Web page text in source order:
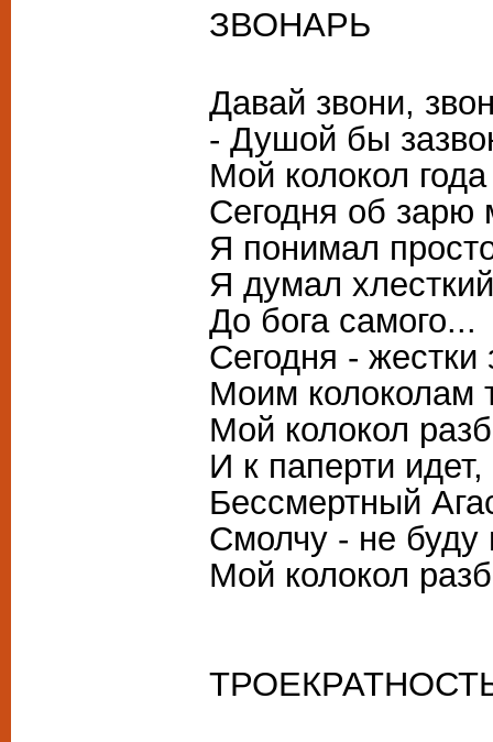
ЗВОНАРЬ
Давай звони,
- Душой бы
Мой колокол
Сегодня об зарю
Я понимал
Я думал
До бога самого...
Сегодня - жестки
Моим колоколам
Мой колокол
И к паперти
Бессмертный
Смолчу - не буду
Мой колокол